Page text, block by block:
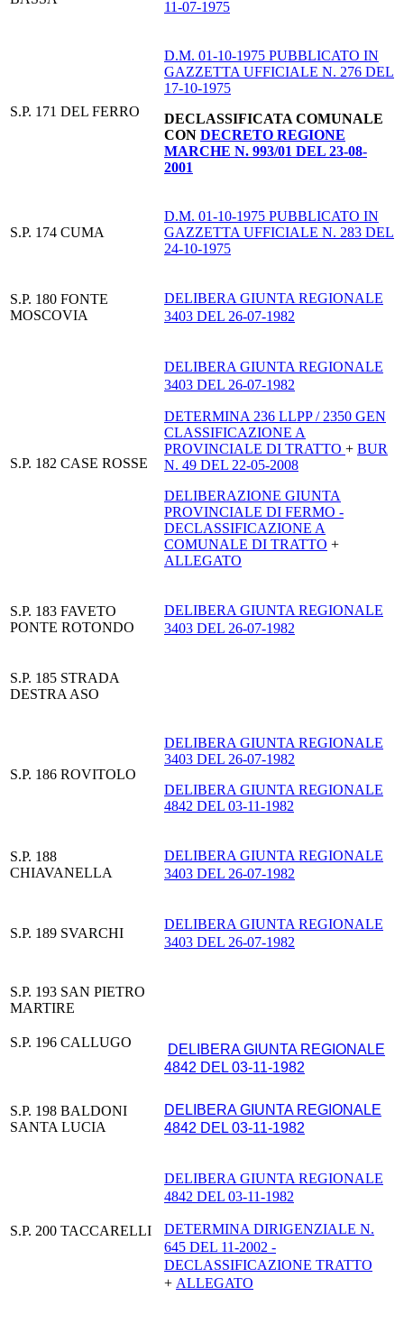
11-07-1975
S.P. 171 DEL FERRO
D.M. 01-10-1975 PUBBLICATO IN
GAZZETTA UFFICIALE N. 276 DEL
17-10-1975
DECLASSIFICATA COMUNALE
CON DECRETO REGIONE
MARCHE N. 993/01 DEL 23-08-
2001
S.P. 174 CUMA
D.M. 01-10-1975 PUBBLICATO IN
GAZZETTA UFFICIALE N. 283 DEL
24-10-1975
S.P. 180 FONTE
MOSCOVIA
DELIBERA GIUNTA REGIONALE
3403 DEL 26-07-1982
S.P. 182 CASE ROSSE
DELIBERA GIUNTA REGIONALE
3403 DEL 26-07-1982
DETERMINA 236 LLPP / 2350 GEN
CLASSIFICAZIONE A
PROVINCIALE DI TRATTO + BUR
N. 49 DEL 22-05-2008
DELIBERAZIONE GIUNTA
PROVINCIALE DI FERMO -
DECLASSIFICAZIONE A
COMUNALE DI TRATTO +
ALLEGATO
S.P. 183 FAVETO
PONTE ROTONDO
DELIBERA GIUNTA REGIONALE
3403 DEL 26-07-1982
S.P. 185 STRADA
DESTRA ASO
S.P. 186 ROVITOLO
DELIBERA GIUNTA REGIONALE
3403 DEL 26-07-1982
DELIBERA GIUNTA REGIONALE
4842 DEL 03-11-1982
S.P. 188
CHIAVANELLA
DELIBERA GIUNTA REGIONALE
3403 DEL 26-07-1982
S.P. 189 SVARCHI
DELIBERA GIUNTA REGIONALE
3403 DEL 26-07-1982
S.P. 193 SAN PIETRO
MARTIRE
S.P. 196 CALLUGO
DELIBERA GIUNTA REGIONALE
4842 DEL 03-11-1982
S.P. 198 BALDONI
SANTA LUCIA
DELIBERA GIUNTA REGIONALE
4842 DEL 03-11-1982
S.P. 200 TACCARELLI
DELIBERA GIUNTA REGIONALE
4842 DEL 03-11-1982
DETERMINA DIRIGENZIALE N.
645 DEL 11-2002 -
DECLASSIFICAZIONE TRATTO
+ ALLEGATO